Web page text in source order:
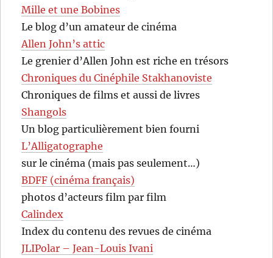
Mille et une Bobines
Le blog d’un amateur de cinéma
Allen John’s attic
Le grenier d’Allen John est riche en trésors
Chroniques du Cinéphile Stakhanoviste
Chroniques de films et aussi de livres
Shangols
Un blog particulièrement bien fourni
L’Alligatographe
sur le cinéma (mais pas seulement…)
BDFF (cinéma français)
photos d’acteurs film par film
Calindex
Index du contenu des revues de cinéma
JLIPolar – Jean-Louis Ivani